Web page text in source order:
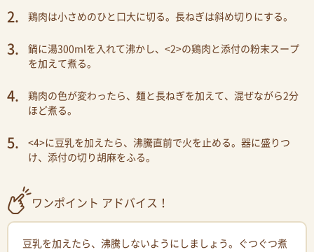
鶏肉は小さめのひと口大に切る。長ねぎは斜め切りにする。
鍋に湯300mlを入れて沸かし、<2>の鶏肉と添付の粉末スープ
を加えて煮る。
鶏肉の色が変わったら、麺と長ねぎを加えて、混ぜながら2分
ほど煮る。
<4>に豆乳を加えたら、沸騰直前で火を止める。器に盛りつ
け、添付の切り胡麻をふる。
ワンポイント アドバイス！
豆乳を加えたら、沸騰しないようにしましょう。ぐつぐつ煮